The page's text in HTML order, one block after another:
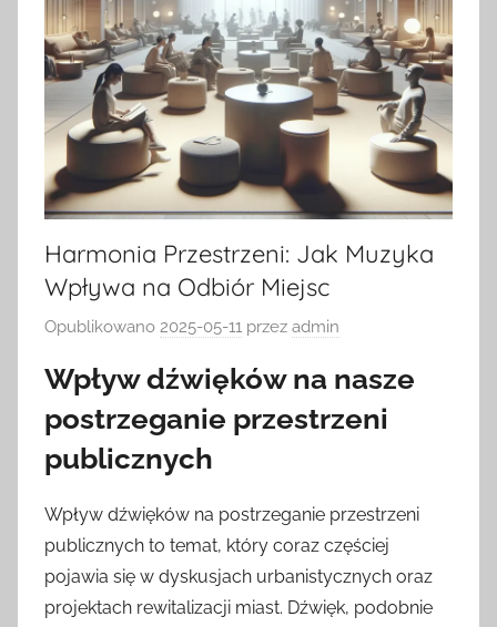
Harmonia Przestrzeni: Jak Muzyka
Wpływa na Odbiór Miejsc
Opublikowano 2025-05-11 przez admin
Wpływ dźwięków na nasze
postrzeganie przestrzeni
publicznych
Wpływ dźwięków na postrzeganie przestrzeni
publicznych to temat, który coraz częściej
pojawia się w dyskusjach urbanistycznych oraz
projektach rewitalizacji miast. Dźwięk, podobnie